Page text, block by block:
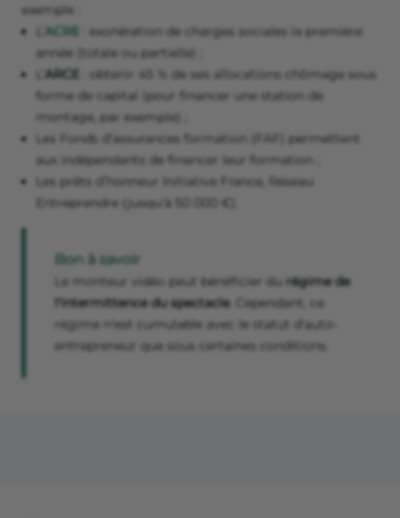
exemple :
ACRE
: exonération de charges sociales la première
année (totale ou partielle) ;
ARCE
: obtenir 45 % de ses allocations chômage sous
forme de capital (pour financer une station de
montage, par exemple) ;
Les Fonds d’assurances formation (FAF) permettent
aux indépendants de financer leur formation ;
Les prêts d’honneur Initiative France, Réseau
Entreprendre (jusqu’à 50 000 €).
Bon à savoir
Le monteur vidéo peut bénéficier du régime de
l'intermittence du spectacle. Cependant, ce
régime n’est cumulable avec le statut d'auto-
entrepreneur que sous certaines conditions.